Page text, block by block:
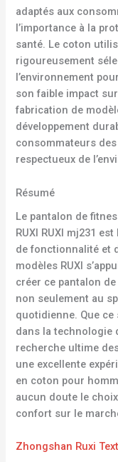
adaptés aux
l’importance à la
santé. Le coton
rigoureusement
l’environnement
son faible impact
fabrication de
développement
consommateurs
respectueux de
Résumé
Le pantalon de
RUXI RUXI mj231
de fonctionnalité et
modèles RUXI
créer ce pantalon
non seulement au
quotidienne. Que
dans la technologie
recherche ultime
une excellente
en coton pour
aucun doute le
confort sur le
Zhongshan Ruxi